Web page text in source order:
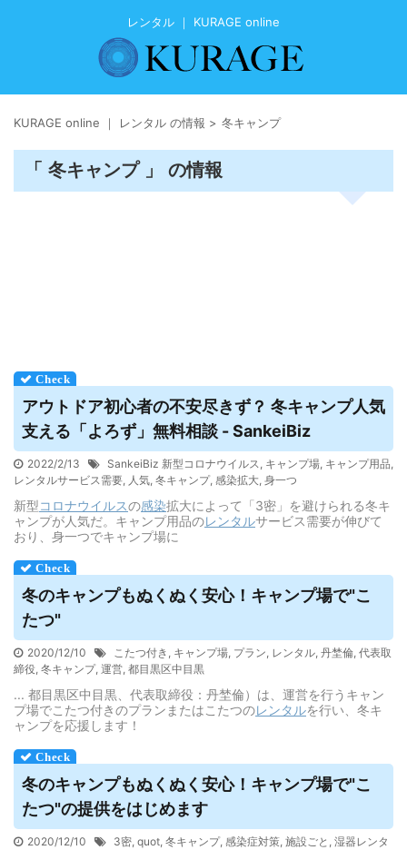
レンタル ｜ KURAGE online
KURAGE online ｜ レンタル の情報 > 冬キャンプ
「 冬キャンプ 」 の情報
アウトドア初心者の不安尽きず？ 冬キャンプ人気
支える「よろず」無料相談 - SankeiBiz
2022/2/13 SankeiBiz 新型コロナウイルス, キャンプ場, キャンプ用品,
レンタルサービス需要, 人気, 冬キャンプ, 感染拡大, 身一つ
新型コロナウイルスの感染拡大によって「3密」を避けられる冬キ
ャンプが人気だ。キャンプ用品のレンタルサービス需要が伸びて
おり、身一つでキャンプ場に
冬のキャンプもぬくぬく安心！キャンプ場で"こ
たつ"
2020/12/10 こたつ付き , キャンプ場, プラン, レンタル, 丹埜倫, 代表取
締役, 冬キャンプ, 運営, 都目黒区中目黒
... 都目黒区中目黒、代表取締役：丹埜倫）は、運営を行うキャン
プ場でこたつ付きのプランまたはこたつのレンタルを行い、冬キ
ャンプを応援します！
冬のキャンプもぬくぬく安心！キャンプ場で"こ
たつ"の提供をはじめます
2020/12/10 3密, quot, 冬キャンプ, 感染症対策, 施設ごと , 湿器レンタ